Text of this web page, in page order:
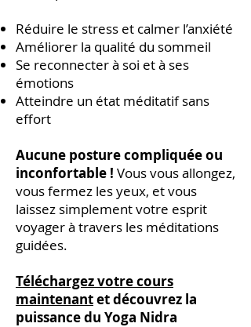
Réduire le stress et calmer l’anxiété
Améliorer la qualité du sommeil
Se reconnecter à soi et à ses
émotions
Atteindre un état méditatif sans
effort
Aucune posture compliquée ou
inconfortable ! Vous vous allongez,
vous fermez les yeux, et vous
laissez simplement votre esprit
voyager à travers les méditations
guidées.
Téléchargez votre cours
maintenantet découvrez la
puissance du Yoga Nidra